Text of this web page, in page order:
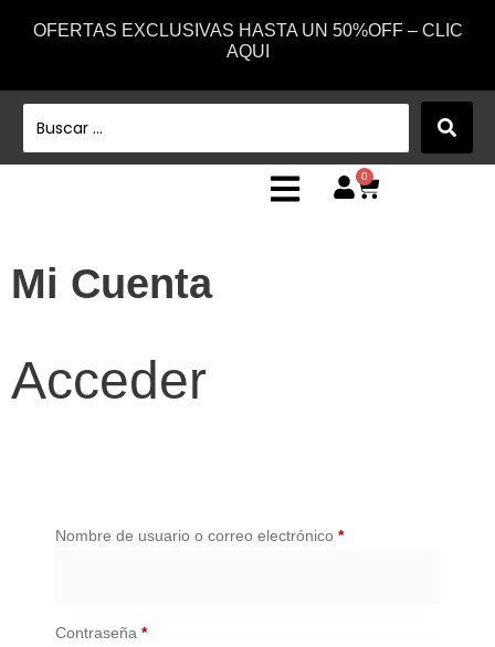
OFERTAS EXCLUSIVAS HASTA UN 50%OFF – CLIC
AQUI
0
Mi Cuenta
Acceder
Nombre de usuario o correo electrónico *
Contraseña *